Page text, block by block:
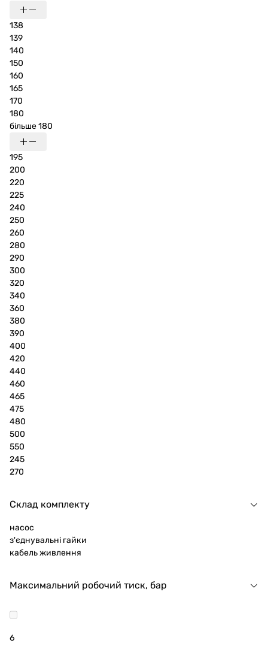
138
139
140
150
160
165
170
180
більше 180
195
200
220
225
240
250
260
280
290
300
320
340
360
380
390
400
420
440
460
465
475
480
500
550
245
270
Склад комплекту
насос
з'єднувальні гайки
кабель живлення
Максимальний робочий тиск, бар
6